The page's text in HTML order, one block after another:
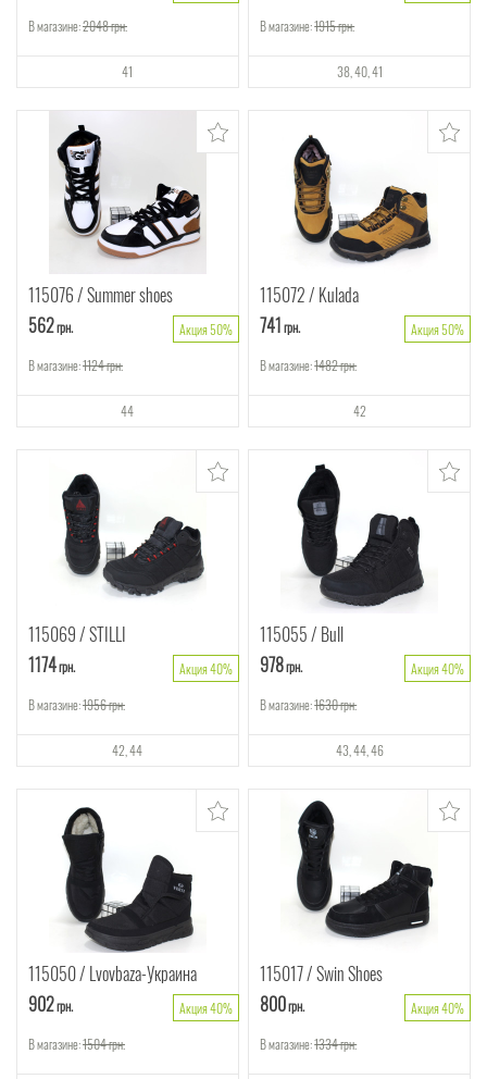
В магазине:2048грн.
41
В магазине:1915грн.
38 40 41
115076 Summer shoes
562грн.
Акция 50%
В магазине:1124грн.
44
115072 Kulada
741грн.
Акция 50%
В магазине:1482грн.
42
115069 STILLI
1174грн.
Акция 40%
В магазине:1956грн.
42 44
115055 Bull
978грн.
Акция 40%
В магазине:1630грн.
43 44 46
115050 Lvovbaza-Украина
902грн.
Акция 40%
В магазине:1504грн.
115017 Swin Shoes
800грн.
Акция 40%
В магазине:1334грн.